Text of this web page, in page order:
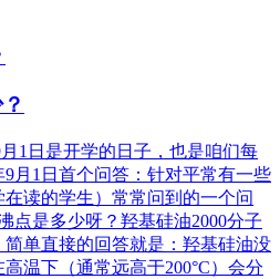
1日是开学的日子，也是咱们每
9月1日首个问答：针对平常有一些
读的学生）常常问到的一个问
点是多少呀？羟基硅油2000分子
单直接的回答就是：羟基硅油没
温下（通常远高于200°C）会分